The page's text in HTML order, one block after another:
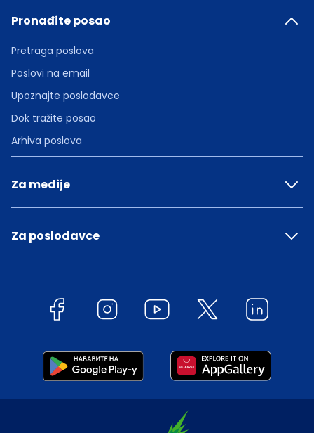
Pronađite posao
Pretraga poslova
Poslovi na email
Upoznajte poslodavce
Dok tražite posao
Arhiva poslova
Za medije
Za poslodavce